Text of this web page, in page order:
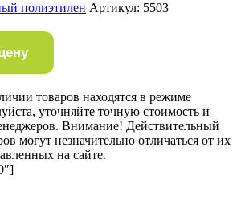
полиэтилен Артикул: 5503
товаров находятся в режиме
уточняйте точную стоимость и
Внимание! Действительный
могут незначительно отличаться от их
на сайте.